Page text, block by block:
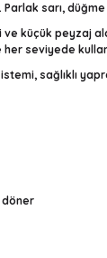
sarı,
küçük peyzaj
her seviyede
sağlıklı
döner